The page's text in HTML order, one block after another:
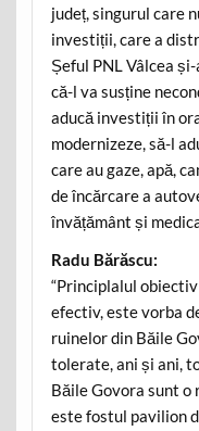
județ, singurul care
investiții, care a
Șeful PNL Vâlcea
că-l va susține
aducă investiții în
modernizeze, să-l
care au gaze, apă,
de încărcare a
învățământ și
Radu Bărăscu:
“Principlalul
efectiv, este vorba
ruinelor din Băile
tolerate, ani și ani,
Băile Govora sunt o
este fostul pavilion